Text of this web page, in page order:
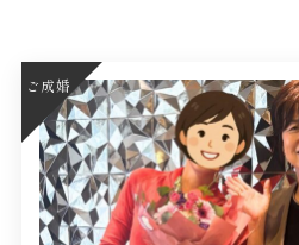
ご成婚